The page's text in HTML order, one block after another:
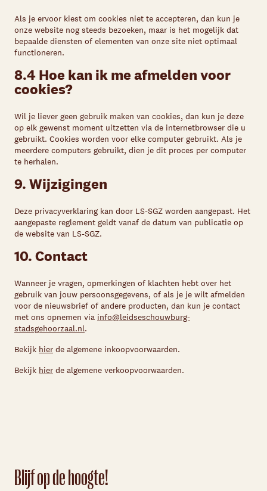
Als je ervoor kiest om cookies niet te accepteren, dan kun je
onze website nog steeds bezoeken, maar is het mogelijk dat
bepaalde diensten of elementen van onze site niet optimaal
functioneren.
8.4 Hoe kan ik me afmelden voor
cookies?
Wil je liever geen gebruik maken van cookies, dan kun je deze
op elk gewenst moment uitzetten via de internetbrowser die u
gebruikt. Cookies worden voor elke computer gebruikt. Als je
meerdere computers gebruikt, dien je dit proces per computer
te herhalen.
9. Wijzigingen
Deze privacyverklaring kan door LS-SGZ worden aangepast. Het
aangepaste reglement geldt vanaf de datum van publicatie op
de website van LS-SGZ.
10. Contact
Wanneer je vragen, opmerkingen of klachten hebt over het
gebruik van jouw persoonsgegevens, of als je je wilt afmelden
voor de nieuwsbrief of andere producten, dan kun je contact
met ons opnemen via info@leidseschouwburg-
stadsgehoorzaal.nl.
Bekijk hier de algemene inkoopvoorwaarden.
Bekijk hier de algemene verkoopvoorwaarden.
Blijf op de hoogte!